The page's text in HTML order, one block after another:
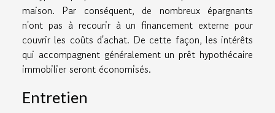
maison. Par conséquent, de nombreux épargnants
n'ont pas à recourir à un financement externe pour
couvrir les coûts d'achat. De cette façon, les intérêts
qui accompagnent généralement un prêt hypothécaire
immobilier seront économisés.
Entretien